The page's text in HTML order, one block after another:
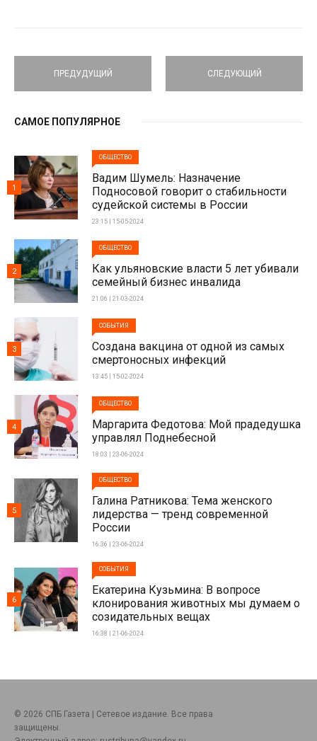
ПРЕДУДУЩИЙ СЛЕДУЮЩИЙ
САМОЕ ПОПУЛЯРНОЕ
ОБЩЕСТВО
Вадим Шумель: Назначение
Подносовой говорит о стабильности
судейской системы в России
23:15 | 15-05-2024
1
ОБЩЕСТВО
Как ульяновские власти 5 лет убивали
семейный бизнес инвалида
21:06 | 21-03-2024
2
СОБЫТИЯ
Создана вакцина от одной из самых
смертоносных инфекций
13:45 | 15-02-2024
3
ОБЩЕСТВО
Маргарита Федотова: Мой прадедушка
управлял Поднебесной
18:03 | 23-06-2024
4
ОБЩЕСТВО
Галина Ратникова: Тема женского
лидерства — тренд современной
России
16:36 | 23-06-2024
5
СОБЫТИЯ
Екатерина Кузьмина: В вопросе
клонирования животных мы думаем о
созидательных вещах
16:38 | 21-06-2024
6
© 2026 СПБ Газета | Сетевое издание. Все права
защищены.